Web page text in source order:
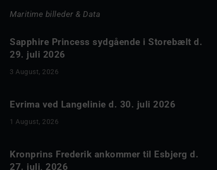
Maritime billeder & Data
Sapphire Princess sydgående i Storebælt d.
29. juli 2026
3 August, 2026
Evrima ved Langelinie d. 30. juli 2026
1 August, 2026
Kronprins Frederik ankommer til Esbjerg d.
27. juli, 2026